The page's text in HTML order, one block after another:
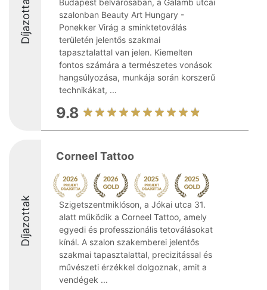
Díjazottak
Budapest belvárosában, a Galamb utcai
szalonban Beauty Art Hungary -
Ponekker Virág a sminktetoválás
területén jelentős szakmai
tapasztalattal van jelen. Kiemelten
fontos számára a természetes vonások
hangsúlyozása, munkája során korszerű
technikákat, ...
9.8
Díjazottak
Corneel Tattoo
Szigetszentmiklóson, a Jókai utca 31.
alatt működik a Corneel Tattoo, amely
egyedi és professzionális tetoválásokat
kínál. A szalon szakemberei jelentős
szakmai tapasztalattal, precizitással és
művészeti érzékkel dolgoznak, amit a
vendégek ...